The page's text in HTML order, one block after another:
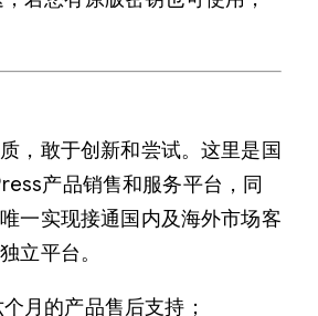
质，敢于创新和尝试。这里是国
产品销售和服务平台，同
一实现接通国内及海外市场客
立平台。
月的产品售后支持；